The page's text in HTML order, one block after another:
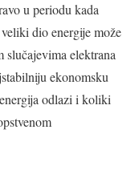
u periodu kada
dio energije može
elektrana
ekonomsku
odlazi i koliki